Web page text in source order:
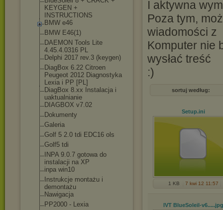
KEYGEN +
INSTRUCTIONS
BMW e46
BMW E46(1)
DAEMON Tools Lite
4.45.4.0316 PL
Delphi 2017 rev.3 (keygen)
DiagBox 6.22 Citroen
Peugeot 2012 Diagnostyka
Lexia i PP [PL]
DiagBox 8.xx Instalacja i
uaktualnianie
DIAGBOX v7.02
Dokumenty
Galeria
Golf 5 2.0 tdi EDC16 ols
Golf5 tdi
INPA 9.0.7 gotowa do
instalacji na XP
inpa win10
Instrukcje montażu i
demontażu
Nawigacja
PP2000 - Lexia
I aktywna
Poza tym,
wiadomości z
Komputer nie
wysłać treść
:)
sortuj według:
Setup.ini
1 KB 7 kwi 12 11:57
IVT BlueSoleil-v6.....jpg